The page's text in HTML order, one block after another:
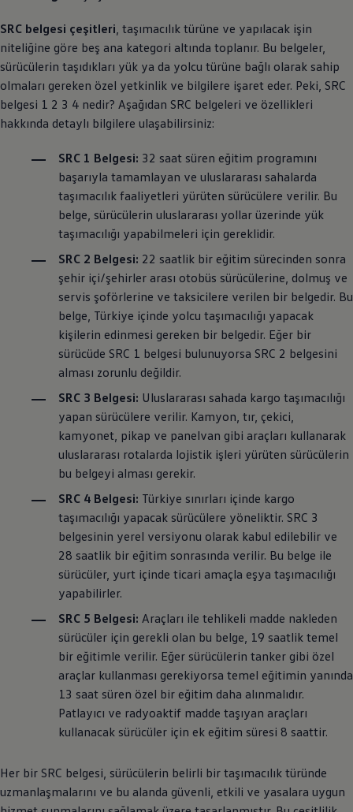
SRC belgesi çeşitleri, taşımacılık türüne ve yapılacak işin
niteliğine göre beş ana kategori altında toplanır. Bu belgeler,
sürücülerin taşıdıkları yük ya da yolcu türüne bağlı olarak sahip
olmaları gereken özel yetkinlik ve bilgilere işaret eder. Peki, SRC
belgesi 1 2 3 4 nedir? Aşağıdan SRC belgeleri ve özellikleri
hakkında detaylı bilgilere ulaşabilirsiniz:
SRC 1 Belgesi: 32 saat süren eğitim programını
başarıyla tamamlayan ve uluslararası sahalarda
taşımacılık faaliyetleri yürüten sürücülere verilir. Bu
belge, sürücülerin uluslararası yollar üzerinde yük
taşımacılığı yapabilmeleri için gereklidir.
SRC 2 Belgesi: 22 saatlik bir eğitim sürecinden sonra
şehir içi/şehirler arası otobüs sürücülerine, dolmuş ve
servis şoförlerine ve taksicilere verilen bir belgedir. Bu
belge, Türkiye içinde yolcu taşımacılığı yapacak
kişilerin edinmesi gereken bir belgedir. Eğer bir
sürücüde SRC 1 belgesi bulunuyorsa SRC 2 belgesini
alması zorunlu değildir.
SRC 3 Belgesi: Uluslararası sahada kargo taşımacılığı
yapan sürücülere verilir. Kamyon, tır, çekici,
kamyonet, pikap ve panelvan gibi araçları kullanarak
uluslararası rotalarda lojistik işleri yürüten sürücülerin
bu belgeyi alması gerekir.
SRC 4 Belgesi: Türkiye sınırları içinde kargo
taşımacılığı yapacak sürücülere yöneliktir. SRC 3
belgesinin yerel versiyonu olarak kabul edilebilir ve
28 saatlik bir eğitim sonrasında verilir. Bu belge ile
sürücüler, yurt içinde ticari amaçla eşya taşımacılığı
yapabilirler.
SRC 5 Belgesi: Araçları ile tehlikeli madde nakleden
sürücüler için gerekli olan bu belge, 19 saatlik temel
bir eğitimle verilir. Eğer sürücülerin tanker gibi özel
araçlar kullanması gerekiyorsa temel eğitimin yanında
13 saat süren özel bir eğitim daha alınmalıdır.
Patlayıcı ve radyoaktif madde taşıyan araçları
kullanacak sürücüler için ek eğitim süresi 8 saattir.
Her bir SRC belgesi, sürücülerin belirli bir taşımacılık türünde
uzmanlaşmalarını ve bu alanda güvenli, etkili ve yasalara uygun